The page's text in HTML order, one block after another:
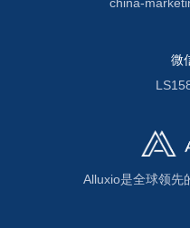
china-
微
Alluxio是全球领先